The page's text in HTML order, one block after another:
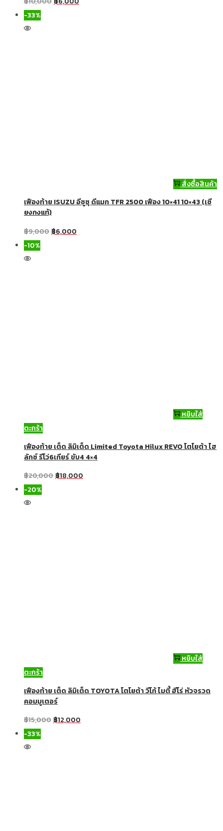
-33%
สั่งซื้อสินค้า
เฟืองท้าย ISUZU อีซูซุ ดีแมก TFR 2500 เฟือง 10×41 10×43 (เซี
ยงกงแท้)
฿9,000 ฿6,000
-10%
หยิบใส่
ตะกร้า
เฟืองท้าย เต็ด ลิมิเต็ด Limited Toyota Hilux REVO โตโยต้า ไฮ
ลักซ์ รีโว่6เกียร์ ขับ4 4×4
฿20,000 ฿18,000
-20%
หยิบใส่
ตะกร้า
เฟืองท้าย เต็ด ลิมิเต็ด TOYOTA โตโยต้า วีโก้ ไมตี้ ฮีโร่ หัวจรวด
คอมมูเตอร์
฿15,000฿12,000
-33%